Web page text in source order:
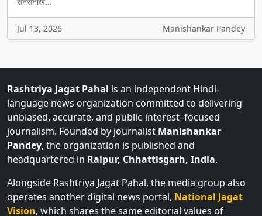
Jul 13, 2026 Manishankar Pandey
Rashtriya Jagat Pahal is an independent Hindi-
language news organization committed to delivering
unbiased, accurate, and public-interest–focused
journalism. Founded by journalist Manishankar
Pandey, the organization is published and
headquartered in Raipur, Chhattisgarh, India.
Alongside Rashtriya Jagat Pahal, the media group also
operates another digital news portal, National Jagat
Vision, which shares the same editorial values of